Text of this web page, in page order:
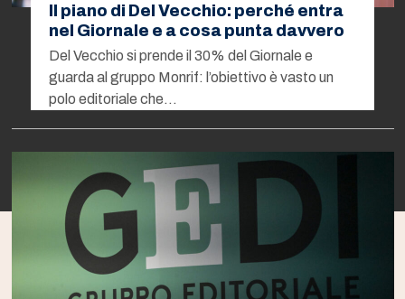
Il piano di Del Vecchio: perché entra
nel Giornale e a cosa punta davvero
Del Vecchio si prende il 30% del Giornale e
guarda al gruppo Monrif: l’obiettivo è vasto un
polo editoriale che…